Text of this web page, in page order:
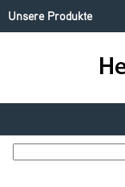
Unsere Produkte